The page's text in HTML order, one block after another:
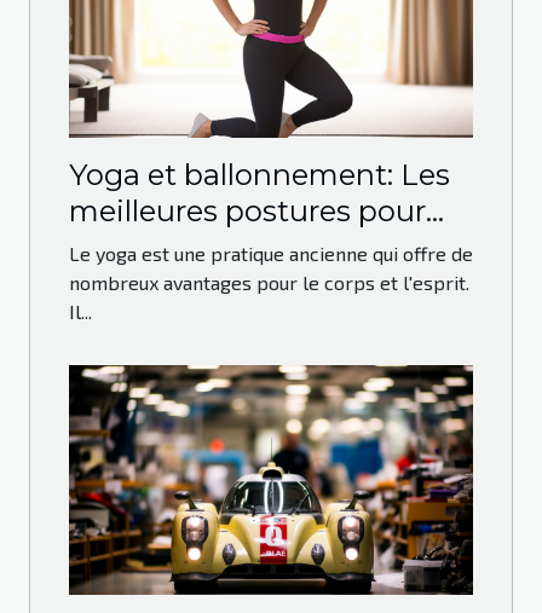
Yoga et ballonnement: Les
meilleures postures pour
soulager le ventre gonflé
Le yoga est une pratique ancienne qui offre de
nombreux avantages pour le corps et l'esprit.
Il...